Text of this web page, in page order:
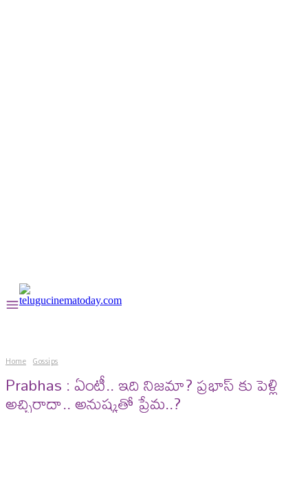
Home Gossips
Prabhas : ఏంటీ.. ఇది నిజమా? ప్రభాస్ కు పెళ్లి
అచ్చిరాదా.. అనుష్కతో ప్రేమ..?